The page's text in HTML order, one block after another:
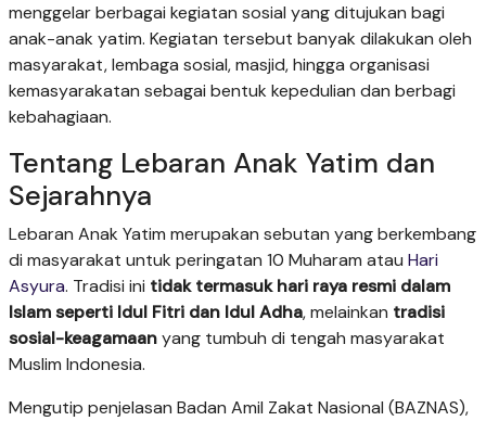
menggelar berbagai kegiatan sosial yang ditujukan bagi
anak-anak yatim. Kegiatan tersebut banyak dilakukan oleh
masyarakat, lembaga sosial, masjid, hingga organisasi
kemasyarakatan sebagai bentuk kepedulian dan berbagi
kebahagiaan.
Tentang Lebaran Anak Yatim dan
Sejarahnya
Lebaran Anak Yatim merupakan sebutan yang berkembang
di masyarakat untuk peringatan 10 Muharam atau Hari
Asyura. Tradisi ini tidak termasuk hari raya resmi dalam
Islam seperti Idul Fitri dan Idul Adha, melainkan tradisi
sosial-keagamaanyang tumbuh di tengah masyarakat
Muslim Indonesia.
Mengutip penjelasan Badan Amil Zakat Nasional (BAZNAS),